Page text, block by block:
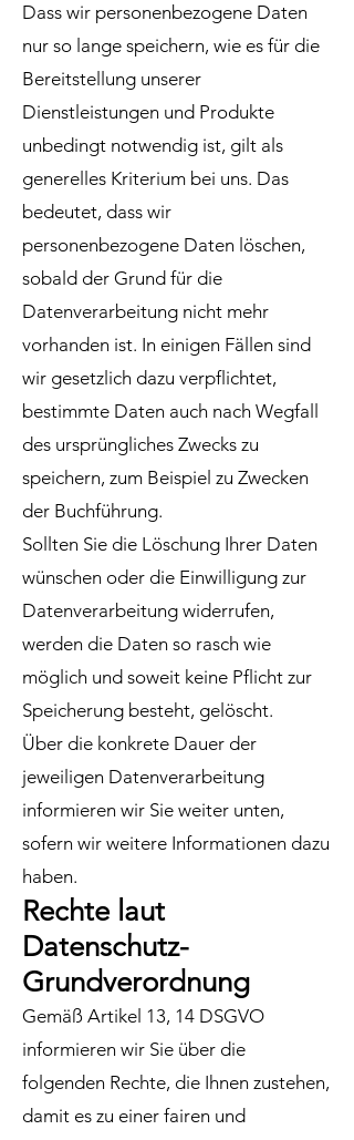
Dass wir personenbezogene Daten
nur so lange speichern, wie es für die
Bereitstellung unserer
Dienstleistungen und Produkte
unbedingt notwendig ist, gilt als
generelles Kriterium bei uns. Das
bedeutet, dass wir
personenbezogene Daten löschen,
sobald der Grund für die
Datenverarbeitung nicht mehr
vorhanden ist. In einigen Fällen sind
wir gesetzlich dazu verpflichtet,
bestimmte Daten auch nach Wegfall
des ursprüngliches Zwecks zu
speichern, zum Beispiel zu Zwecken
der Buchführung.
Sollten Sie die Löschung Ihrer Daten
wünschen oder die Einwilligung zur
Datenverarbeitung widerrufen,
werden die Daten so rasch wie
möglich und soweit keine Pflicht zur
Speicherung besteht, gelöscht.
Über die konkrete Dauer der
jeweiligen Datenverarbeitung
informieren wir Sie weiter unten,
sofern wir weitere Informationen dazu
haben.
Rechte laut
Datenschutz-
Grundverordnung
Gemäß Artikel 13, 14 DSGVO
informieren wir Sie über die
folgenden Rechte, die Ihnen zustehen,
damit es zu einer fairen und